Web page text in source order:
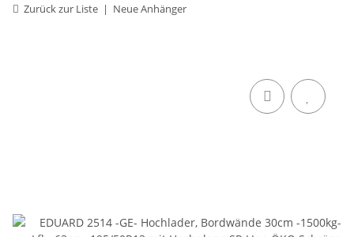
Zurück zur Liste Neue Anhänger